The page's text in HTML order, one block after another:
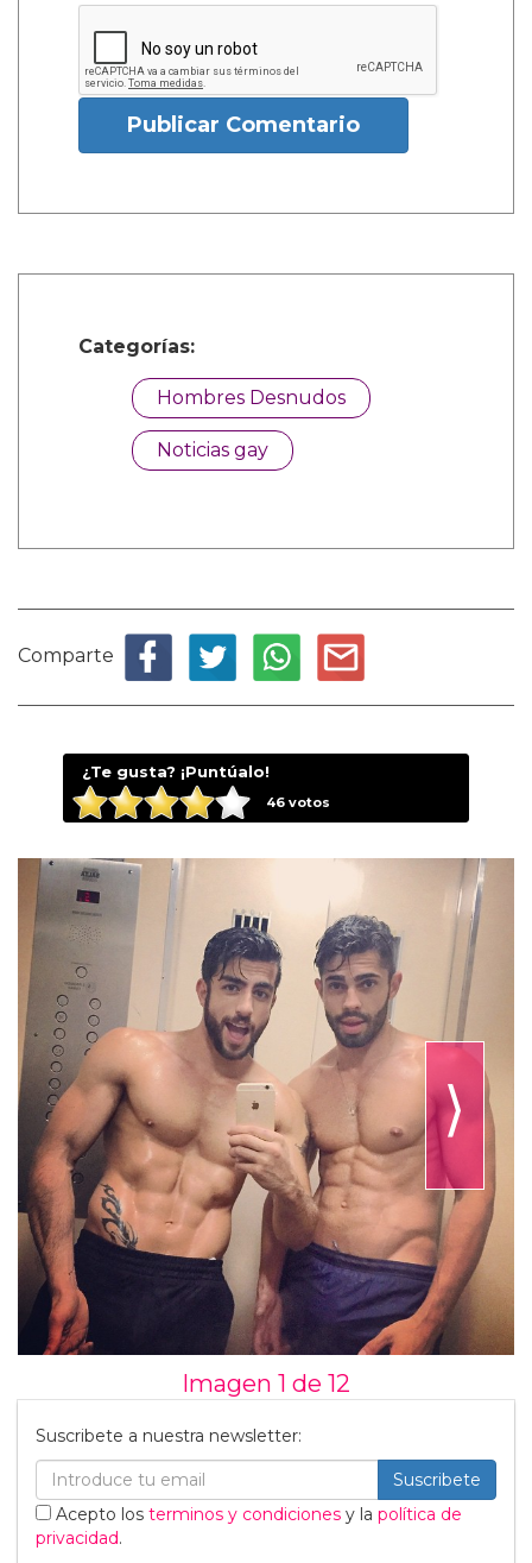
Publicar Comentario
Categorías:
Hombres Desnudos
Noticias gay
Comparte
¿Te gusta? ¡Puntúalo!
46votos
⟩
Imagen 1 de 12
Suscribete a nuestra newsletter:
Suscribete
Acepto los terminos y condiciones y la política de
privacidad.